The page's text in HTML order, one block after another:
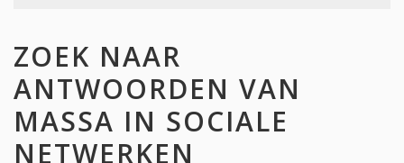
ZOEK NAAR
ANTWOORDEN VAN
MASSA IN SOCIALE
NETWERKEN